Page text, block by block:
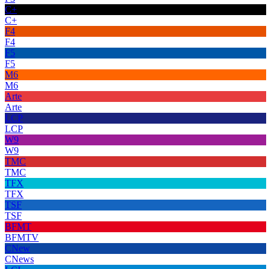
C+
C+
F4
F4
F5
F5
M6
M6
Arte
Arte
LCP
LCP
W9
W9
TMC
TMC
TFX
TFX
TSF
TSF
BFMT
BFMTV
CNew
CNews